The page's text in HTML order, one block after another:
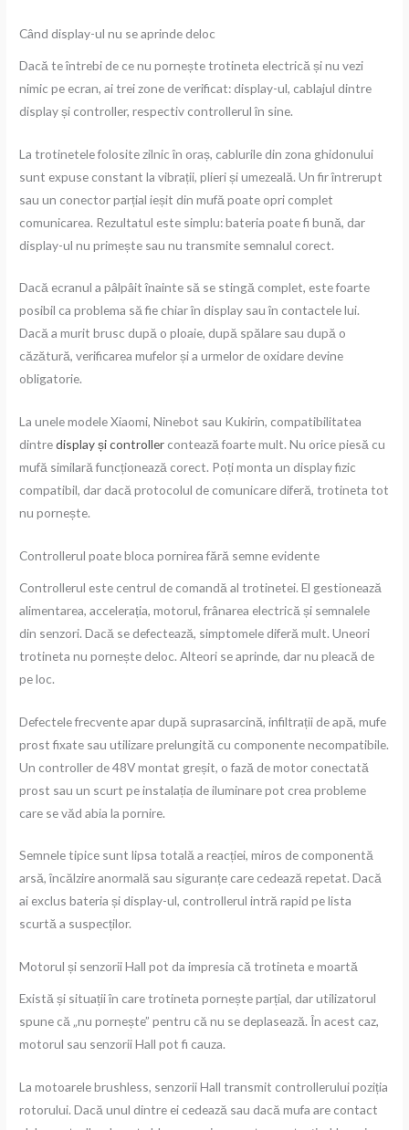
Când display-ul nu se aprinde deloc
Dacă te întrebi de ce nu pornește trotineta electrică și nu vezi
nimic pe ecran, ai trei zone de verificat: display-ul, cablajul dintre
display și controller, respectiv controllerul în sine.
La trotinetele folosite zilnic în oraș, cablurile din zona ghidonului
sunt expuse constant la vibrații, plieri și umezeală. Un fir întrerupt
sau un conector parțial ieșit din mufă poate opri complet
comunicarea. Rezultatul este simplu: bateria poate fi bună, dar
display-ul nu primește sau nu transmite semnalul corect.
Dacă ecranul a pâlpâit înainte să se stingă complet, este foarte
posibil ca problema să fie chiar în display sau în contactele lui.
Dacă a murit brusc după o ploaie, după spălare sau după o
căzătură, verificarea mufelor și a urmelor de oxidare devine
obligatorie.
La unele modele Xiaomi, Ninebot sau Kukirin, compatibilitatea
dintredisplay și controller contează foarte mult. Nu orice piesă cu
mufă similară funcționează corect. Poți monta un display fizic
compatibil, dar dacă protocolul de comunicare diferă, trotineta tot
nu pornește.
Controllerul poate bloca pornirea fără semne evidente
Controllerul este centrul de comandă al trotinetei. El gestionează
alimentarea, accelerația, motorul, frânarea electrică și semnalele
din senzori. Dacă se defectează, simptomele diferă mult. Uneori
trotineta nu pornește deloc. Alteori se aprinde, dar nu pleacă de
pe loc.
Defectele frecvente apar după suprasarcină, infiltrații de apă, mufe
prost fixate sau utilizare prelungită cu componente necompatibile.
Un controller de 48V montat greșit, o fază de motor conectată
prost sau un scurt pe instalația de iluminare pot crea probleme
care se văd abia la pornire.
Semnele tipice sunt lipsa totală a reacției, miros de componentă
arsă, încălzire anormală sau siguranțe care cedează repetat. Dacă
ai exclus bateria și display-ul, controllerul intră rapid pe lista
scurtă a suspecților.
Motorul și senzorii Hall pot da impresia că trotineta e moartă
Există și situații în care trotineta pornește parțial, dar utilizatorul
spune că „nu pornește” pentru că nu se deplasează. În acest caz,
motorul sau senzorii Hall pot fi cauza.
La motoarele brushless, senzorii Hall transmit controllerului poziția
rotorului. Dacă unul dintre ei cedează sau dacă mufa are contact